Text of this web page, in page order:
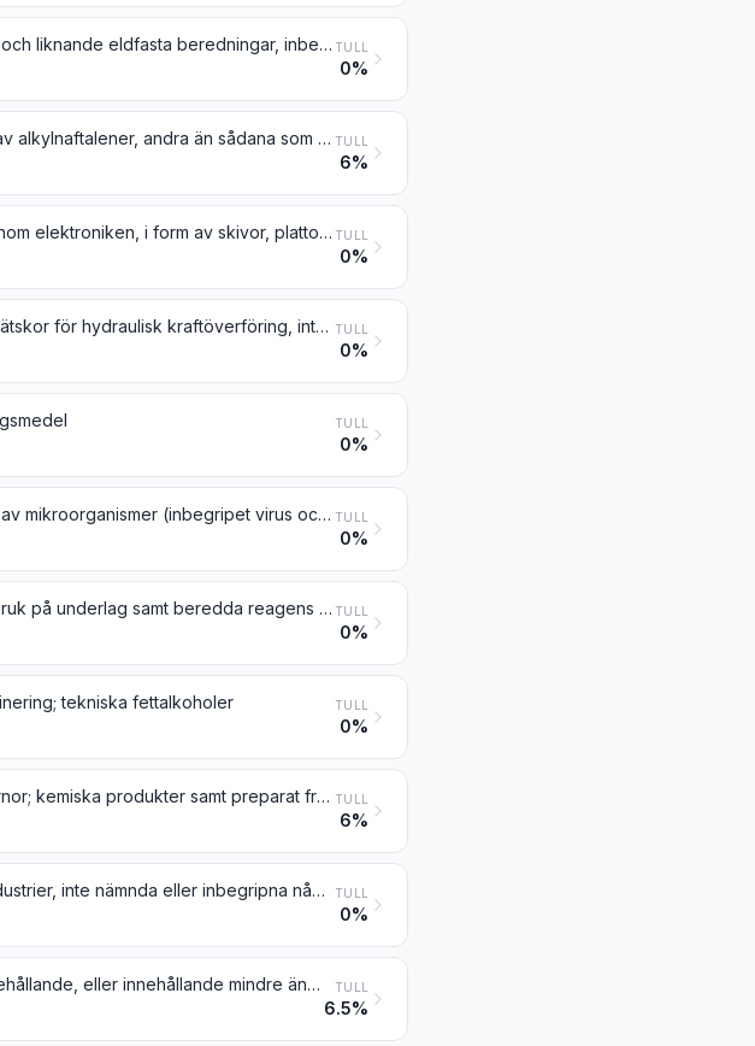
Eldfast cement, eldfast murbruk, eldfast betong och liknande eldfasta beredningar, inbegripet stampmassa av dolomit, andra än produkter enligt nr 3801 TULL
0%
Blandningar av alkylbensener och blandningar av alkylnaftalener, andra än sådana som omfattas av nr 2707 eller 2902 TULL
6%
Kemiska grundämnen, dopade för användning inom elektroniken, i form av skivor, plattor eller liknande former; kemiska föreningar, dopade för användning inom elektroniken TULL
0%
Hydrauliska bromsvätskor och andra beredda vätskor för hydraulisk kraftöverföring, inte innehållande, eller innehållande mindre än 70 viktprocent, oljor erhållna ur petroleum eller ur bituminösa mineral TULL
0%
TULL
0%
Beredda närsubstrat för odling eller bevarande av mikroorganismer (inbegripet virus och likartade organismer) eller av växtceller, mänskliga celler eller djurceller TULL
0%
Reagens för diagnostiskt bruk eller laboratoriebruk på underlag samt beredda reagens för diagnostiskt bruk eller laboratoriebruk, även utan underlag, även föreliggande i satser, andra än sådana som omfattas av nr 3006; certifierade referensmaterial TULL
0%
tekniska fettalkoholer TULL
0%
Beredda bindemedel för gjutformar eller gjutkärnor; kemiska produkter samt preparat från kemiska eller närstående industrier (inbegripet sådana som består av blandningar av naturprodukter), inte nämnda eller inbegripna någon annanstans TULL
6%
Restprodukter från kemiska eller närstående industrier, inte nämnda eller inbegripna någon annanstans; kommunalt avfall; avloppsslam; andra avfall specificerade i anmärkning 6 till detta kapitel TULL
0%
Biodiesel och blandningar av biodiesel, inte innehållande, eller innehållande mindre än 70 viktprocent, oljor erhållna ur petroleum eller ur bituminösa mineral TULL
6.5%